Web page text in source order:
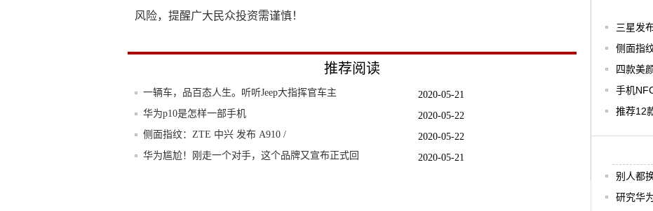
风险，提醒广大民众投资需谨慎！
推荐阅读
2020-05-21
一辆车，品百态人生。听听Jeep大指挥官车主
2020-05-22
华为p10是怎样一部手机
2020-05-22
侧面指纹：ZTE 中兴 发布 A910 /
2020-05-21
华为尴尬！刚走一个对手，这个品牌又宣布正式回
三星发
侧面指
四款美
手机
推荐12
别人都
研究华